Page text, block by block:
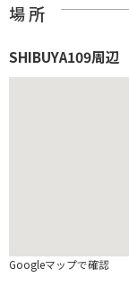
場 所
SHIBUYA109周辺
Googleマップで確認